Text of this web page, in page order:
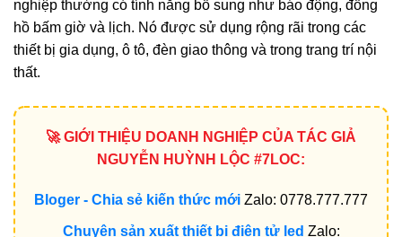
nghiệp thường có tính năng bổ sung như báo động, đồng
hồ bấm giờ và lịch. Nó được sử dụng rộng rãi trong các
thiết bị gia dụng, ô tô, đèn giao thông và trong trang trí nội
thất.
🚀 GIỚI THIỆU DOANH NGHIỆP CỦA TÁC GIẢ
NGUYỄN HUỲNH LỘC #7LOC:
Bloger - Chia sẻ kiến thức mới Zalo: 0778.777.777
Chuyên sản xuất thiết bị điện tử led Zalo: